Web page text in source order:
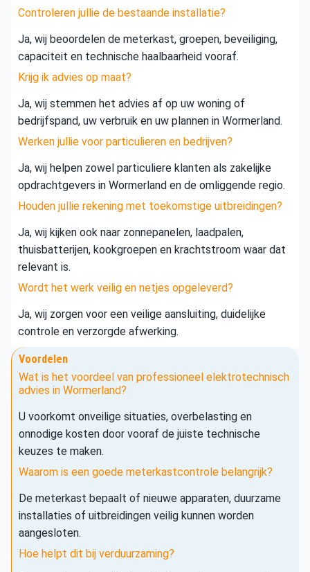
Controleren jullie de bestaande installatie?
Ja, wij beoordelen de meterkast, groepen, beveiliging,
capaciteit en technische haalbaarheid vooraf.
Krijg ik advies op maat?
Ja, wij stemmen het advies af op uw woning of
bedrijfspand, uw verbruik en uw plannen in Wormerland.
Werken jullie voor particulieren en bedrijven?
Ja, wij helpen zowel particuliere klanten als zakelijke
opdrachtgevers in Wormerland en de omliggende regio.
Houden jullie rekening met toekomstige uitbreidingen?
Ja, wij kijken ook naar zonnepanelen, laadpalen,
thuisbatterijen, kookgroepen en krachtstroom waar dat
relevant is.
Wordt het werk veilig en netjes opgeleverd?
Ja, wij zorgen voor een veilige aansluiting, duidelijke
controle en verzorgde afwerking.
Voordelen
Wat is het voordeel van professioneel elektrotechnisch
advies in Wormerland?
U voorkomt onveilige situaties, overbelasting en
onnodige kosten door vooraf de juiste technische
keuzes te maken.
Waarom is een goede meterkastcontrole belangrijk?
De meterkast bepaalt of nieuwe apparaten, duurzame
installaties of uitbreidingen veilig kunnen worden
aangesloten.
Hoe helpt dit bij verduurzaming?